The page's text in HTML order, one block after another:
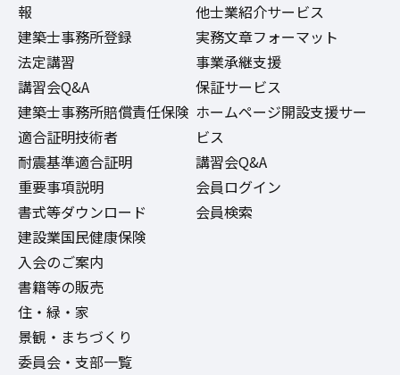
報
建築士事務所登録
法定講習
講習会Q&A
建築士事務所賠償責任保険
適合証明技術者
耐震基準適合証明
重要事項説明
書式等ダウンロード
建設業国民健康保険
入会のご案内
書籍等の販売
住・緑・家
景観・まちづくり
委員会・支部一覧
他士業紹介サービス
実務文章フォーマット
事業承継支援
保証サービス
ホームページ開設支援サー
ビス
講習会Q&A
会員ログイン
会員検索